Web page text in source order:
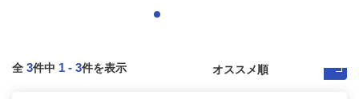
全 3件中 1 - 3件を表示